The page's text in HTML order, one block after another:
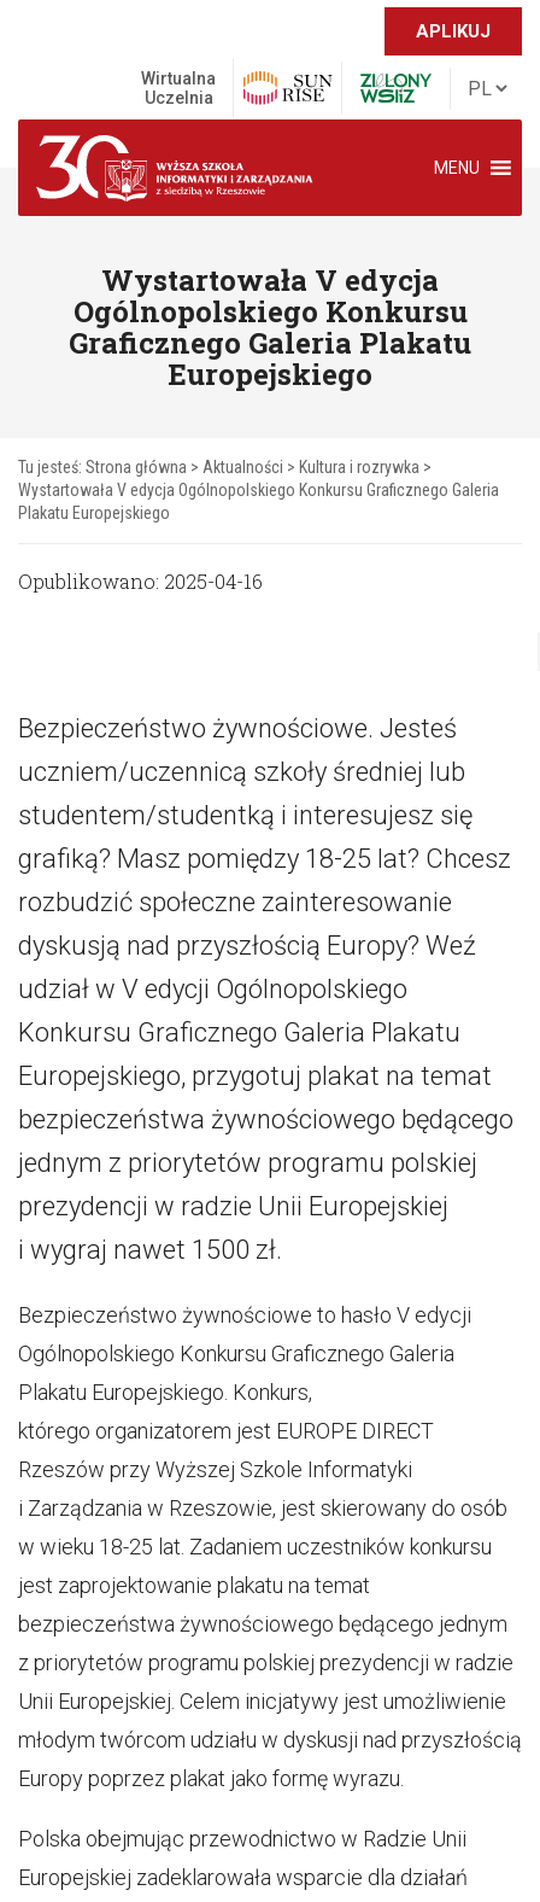
APLIKUJ
Wirtualna
Uczelnia
MENU
Wystartowała V edycja
Ogólnopolskiego Konkursu
Graficznego Galeria Plakatu
Europejskiego
Tu jesteś: Strona główna > Aktualności > Kultura i rozrywka >
Wystartowała V edycja Ogólnopolskiego Konkursu Graficznego Galeria
Plakatu Europejskiego
Opublikowano: 2025-04-16
Bezpieczeństwo żywnościowe. Jesteś
uczniem/uczennicą szkoły średniej lub
studentem/studentką i interesujesz się
grafiką? Masz pomiędzy 18-25 lat? Chcesz
rozbudzić społeczne zainteresowanie
dyskusją nad przyszłością Europy? Weź
udział w V edycji Ogólnopolskiego
Konkursu Graficznego Galeria Plakatu
Europejskiego, przygotuj plakat na temat
bezpieczeństwa żywnościowego będącego
jednym z priorytetów programu polskiej
prezydencji w radzie Unii Europejskiej
i wygraj nawet 1500 zł.
Bezpieczeństwo żywnościowe to hasło V edycji
Ogólnopolskiego Konkursu Graficznego Galeria
Plakatu Europejskiego. Konkurs,
którego organizatorem jest EUROPE DIRECT
Rzeszów przy Wyższej Szkole Informatyki
i Zarządzania w Rzeszowie, jest skierowany do osób
w wieku 18-25 lat. Zadaniem uczestników konkursu
jest zaprojektowanie plakatu na temat
bezpieczeństwa żywnościowego będącego jednym
z priorytetów programu polskiej prezydencji w radzie
Unii Europejskiej. Celem inicjatywy jest umożliwienie
młodym twórcom udziału w dyskusji nad przyszłością
Europy poprzez plakat jako formę wyrazu.
Polska obejmując przewodnictwo w Radzie Unii
Europejskiej zadeklarowała wsparcie dla działań